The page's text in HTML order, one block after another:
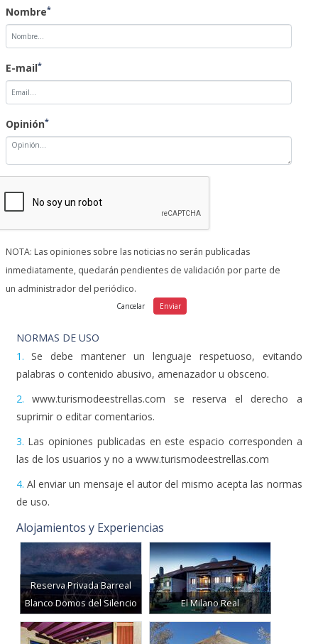
Nombre*
E-mail*
Opinión*
NOTA: Las opiniones sobre las noticias no serán publicadas
inmediatamente, quedarán pendientes de validación por parte de
un administrador del periódico.
NORMAS DE USO
1. Se debe mantener un lenguaje respetuoso, evitando
palabras o contenido abusivo, amenazador u obsceno.
2. www.turismodeestrellas.com se reserva el derecho a
suprimir o editar comentarios.
3. Las opiniones publicadas en este espacio corresponden a
las de los usuarios y no a www.turismodeestrellas.com
4. Al enviar un mensaje el autor del mismo acepta las normas
de uso.
Alojamientos y Experiencias
Reserva Privada Barreal
Blanco Domos del Silencio
El Milano Real